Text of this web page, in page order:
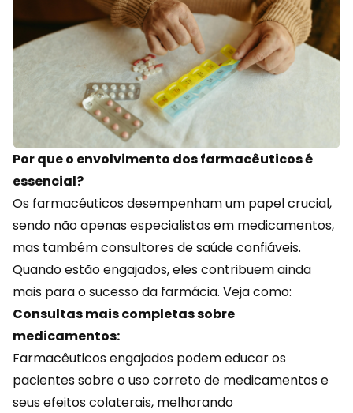
Por que o envolvimento dos farmacêuticos é
essencial?
Os farmacêuticos desempenham um papel crucial,
sendo não apenas especialistas em medicamentos,
mas também consultores de saúde confiáveis.
Quando estão engajados, eles contribuem ainda
mais para o sucesso da farmácia. Veja como:
Consultas mais completas sobre
medicamentos:
Farmacêuticos engajados podem educar os
pacientes sobre o uso correto de medicamentos e
seus efeitos colaterais, melhorando